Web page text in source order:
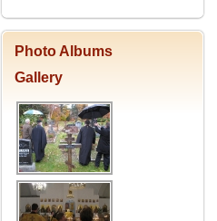
Photo Albums
Gallery